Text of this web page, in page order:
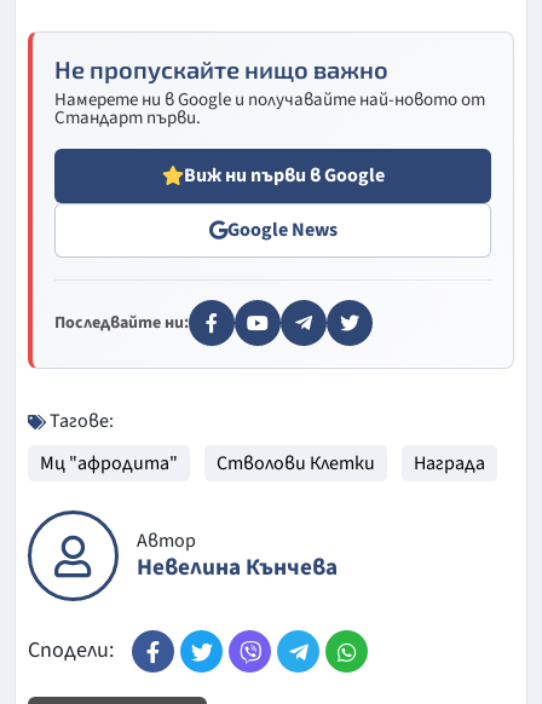
Не пропускайте нищо важно
Намерете ни в Google и получавайте най-новото от
Стандарт първи.
Виж ни първи в Google
Google News
Последвайте ни:
Тагове:
Мц "афродита"
Стволови Клетки Награда
Автор
Невелина Кънчева
Сподели: